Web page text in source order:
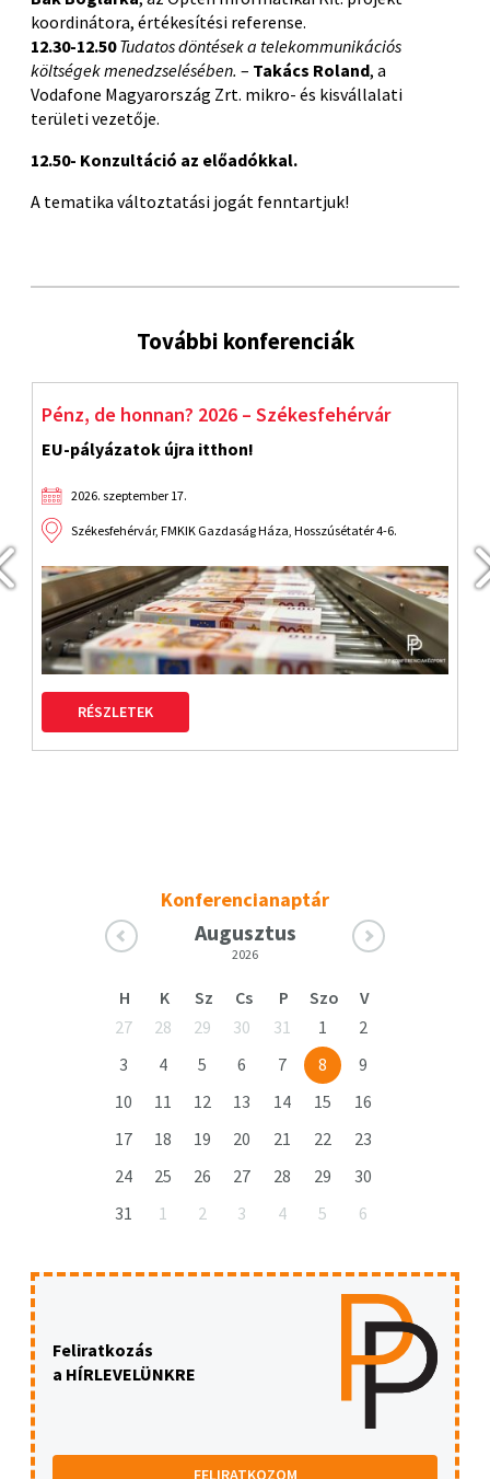
koordinátora, értékesítési referense.
12.30-12.50Tudatos döntések a telekommunikációs
költségek menedzselésében. – Takács Roland, a
Vodafone Magyarország Zrt. mikro- és kisvállalati
területi vezetője.
12.50- Konzultáció az előadókkal.
A tematika változtatási jogát fenntartjuk!
További konferenciák
Pénz, de honnan? 2026 – Székesfehérvár
EU-pályázatok újra itthon!
2026. szeptember 17.
Székesfehérvár, FMKIK Gazdaság Háza, Hosszúsétatér 4-6.
RÉSZLETEK
Konferencianaptár
Augusztus
2026
H K Sz Cs P Szo
V
27
28 29 30 31 1
2
3
4 5 6 7 8
9
10
11 12 13 14 15
16
17
18 19 20 21 22
23
24
25 26 27 28 29
30
31
1 2 3 4 5 6
Feliratkozás
a HÍRLEVELÜNKRE
FELIRATKOZOM